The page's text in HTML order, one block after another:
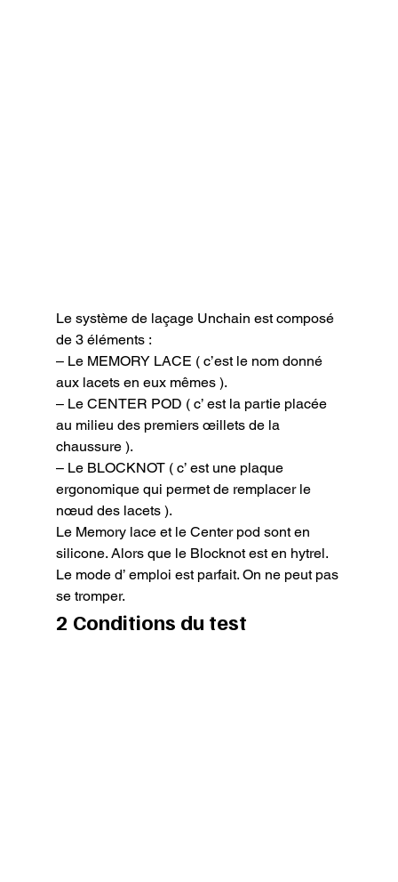
Le système de laçage Unchain est composé
de 3 éléments :
– Le MEMORY LACE ( c’est le nom donné
aux lacets en eux mêmes ).
– Le CENTER POD ( c’ est la partie placée
au milieu des premiers œillets de la
chaussure ).
– Le BLOCKNOT ( c’ est une plaque
ergonomique qui permet de remplacer le
nœud des lacets ).
Le Memory lace et le Center pod sont en
silicone. Alors que le Blocknot est en hytrel.
Le mode d’ emploi est parfait. On ne peut pas
se tromper.
2 Conditions du test